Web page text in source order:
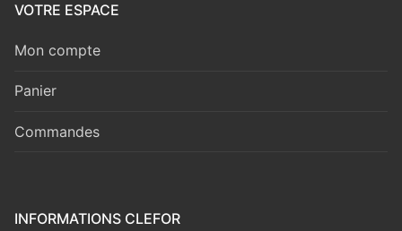
VOTRE ESPACE
Mon compte
Panier
Commandes
INFORMATIONS CLEFOR